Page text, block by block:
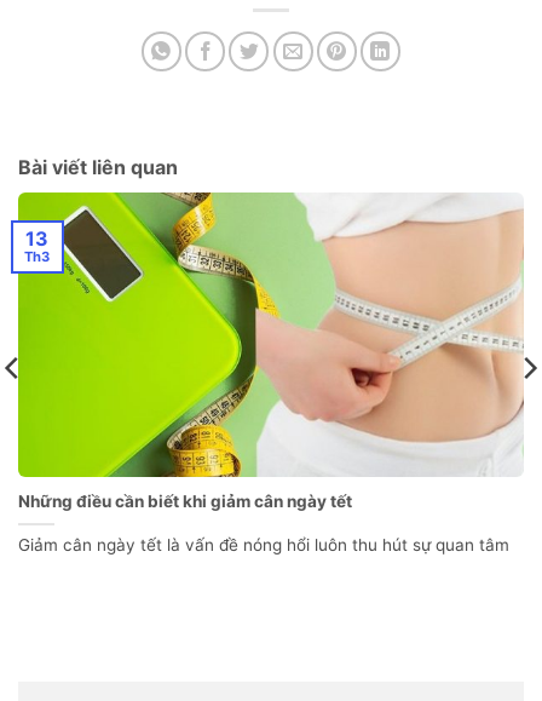
Bài viết liên quan
Những điều cần biết khi giảm cân ngày tết
Giảm cân ngày tết là vấn đề nóng hổi luôn thu hút sự quan tâm
13
Th3